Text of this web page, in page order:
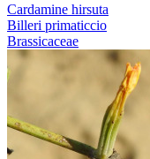
Cardamine hirsuta
Billeri primaticcio
Brassicaceae